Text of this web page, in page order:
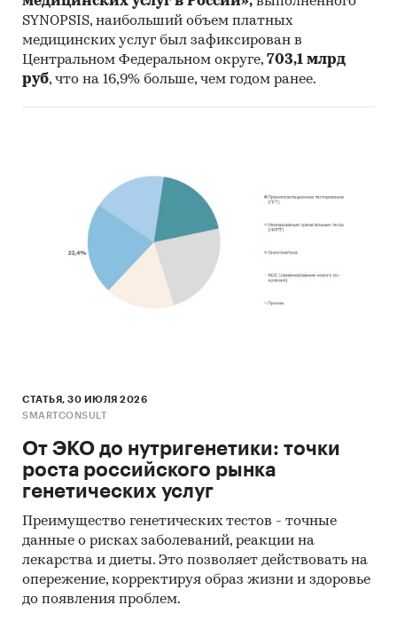
проблем народонаселения РАН
Всероссийский центр изучения
общественного мнения
Потребительские услуги
медицина
/ Сибирский федеральный округ
Кемеровская область
SYNOPSIS, наибольший объем платных
медицинских услуг был зафиксирован в
Центральном Федеральном округе, 703,1 млрд
руб, что на 16,9% больше, чем годом ранее.
СТАТЬЯ, 30 ИЮЛЯ 2026
SMARTCONSULT
От ЭКО до нутригенетики: точки
роста российского рынка
генетических услуг
Преимущество генетических тестов - точные
данные о рисках заболеваний, реакции на
лекарства и диеты. Это позволяет действовать на
опережение, корректируя образ жизни и здоровье
до появления проблем.